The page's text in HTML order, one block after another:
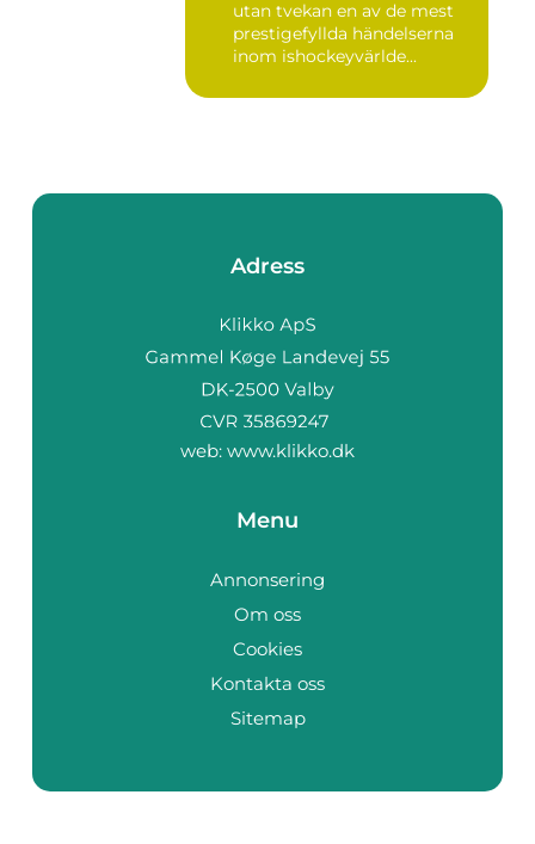
utan tvekan en av de mest
prestigefyllda händelserna
inom ishockeyvärlde...
Adress
web: www.klikko.dk
Menu
Annonsering
Om oss
Cookies
Kontakta oss
Sitemap